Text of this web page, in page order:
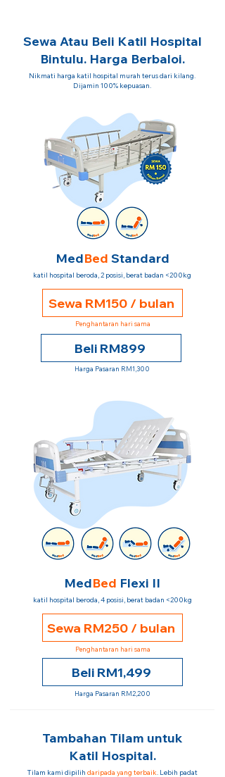
Sewa Atau Beli Katil Hospital
Bintulu. Harga Berbaloi.
Nikmati harga katil hospital murah terus dari kilang.
Dijamin 100% kepuasan.
MedBed Standard
katil hospital beroda, 2 posisi, berat badan <200kg
Sewa RM150 / bulan
Penghantaran hari sama
Beli RM899
Harga Pasaran RM1,300
MedBed Flexi II
katil hospital beroda, 4 posisi, berat badan <200kg
Sewa RM250 / bulan
Penghantaran hari sama
Beli RM1,499
Harga Pasaran RM2,200
Tambahan Tilam untuk
Katil Hospital.
Tilam kami dipilih daripada yang terbaik. Lebih padat